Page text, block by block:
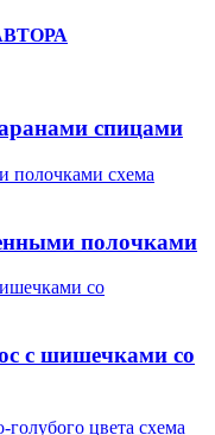
спицами
полочками
с шишечками со